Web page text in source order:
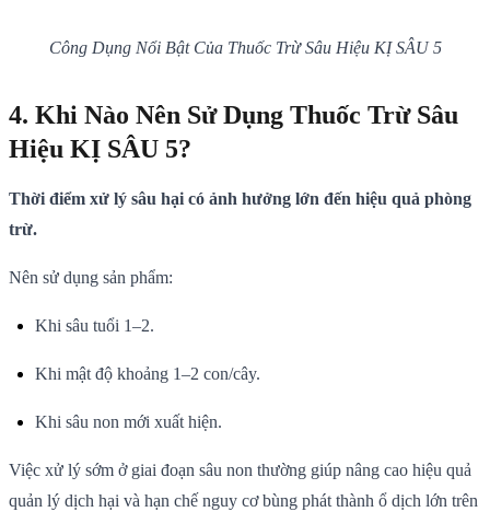
Công Dụng Nổi Bật Của Thuốc Trừ Sâu Hiệu KỊ SÂU 5
4. Khi Nào Nên Sử Dụng Thuốc Trừ Sâu
Hiệu KỊ SÂU 5?
Thời điểm xử lý sâu hại có ảnh hưởng lớn đến hiệu quả phòng
trừ.
Nên sử dụng sản phẩm:
Khi sâu tuổi 1–2.
Khi mật độ khoảng 1–2 con/cây.
Khi sâu non mới xuất hiện.
Việc xử lý sớm ở giai đoạn sâu non thường giúp nâng cao hiệu quả
quản lý dịch hại và hạn chế nguy cơ bùng phát thành ổ dịch lớn trên